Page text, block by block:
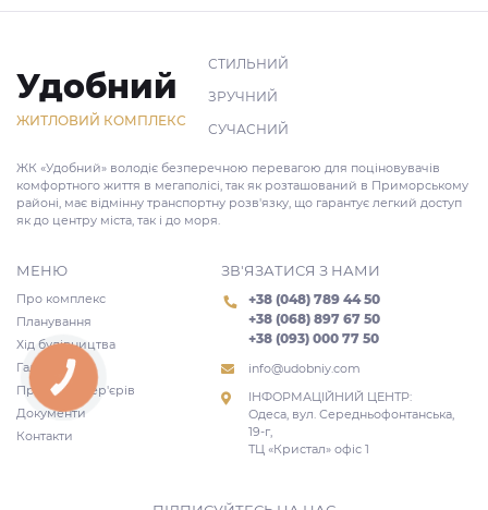
Удобний
ЖИТЛОВИЙ КОМПЛЕКС
СТИЛЬНИЙ
ЗРУЧНИЙ
СУЧАСНИЙ
ЖК «Удобний» володіє безперечною перевагою для поціновувачів
комфортного життя в мегаполісі, так як розташований в Приморському
районі, має відмінну транспортну розв'язку, що гарантує легкий доступ
як до центру міста, так і до моря.
МЕНЮ
Про комплекс
Планування
Хід будівництва
Галерея
Проекти інтер'єрів
Документи
Контакти
ЗВ'ЯЗАТИСЯ З НАМИ
+38 (048) 789 44 50
+38 (068) 897 67 50
+38 (093) 000 77 50
info@udobniy.com
ІНФОРМАЦІЙНИЙ ЦЕНТР:
Одеса, вул. Середньофонтанська,
19-г,
ТЦ «Кристал» офіс 1
КНОПКА
ЗВ'ЯЗКУ